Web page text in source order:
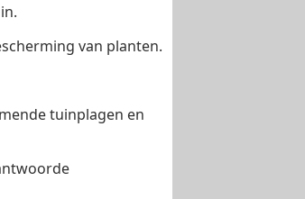
van planten.
tuinplagen en